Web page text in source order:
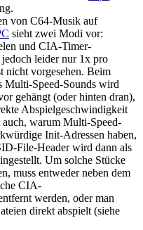
von C64-Musik auf
sieht zwei Modi vor:
und CIA-Timer-
jedoch leider nur 1x pro
nicht vorgesehen. Beim
Multi-Speed-Sounds wird
gehängt (oder hinten dran),
Abspielgeschwindigkeit
auch, warum Multi-Speed-
Init-Adressen haben,
File-Header wird dann als
Um solche Stücke
muss entweder neben dem
CIA-
werden, oder man
direkt abspielt (siehe